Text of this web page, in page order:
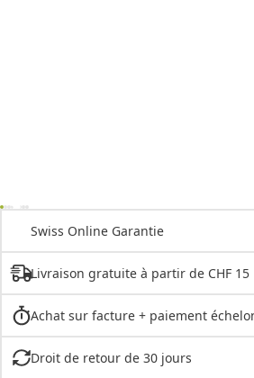
Swiss Online Garantie
Livraison gratuite à partir de CHF 15
Achat sur facture + paiement
Droit de retour de 30 jours